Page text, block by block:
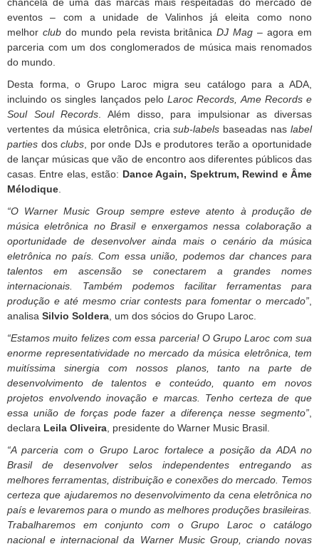
eventos – com a unidade de Valinhos já eleita como nono
melhor club do mundo pela revista britânicaDJ Mag – agora em
parceria com um dos conglomerados de música mais renomados
do mundo.
Desta forma, o Grupo Laroc migra seu catálogo para a ADA,
incluindo os singles lançados peloLaroc Records, Ame Records e
Soul Soul Records . Além disso, para impulsionar as diversas
vertentes da música eletrônica, criasub-labels baseadas nas label
parties dosclubs , por onde DJs e produtores terão a oportunidade
de lançar músicas que vão de encontro aos diferentes públicos das
casas. Entre elas, estão: Dance Again, Spektrum, Rewind e Âme
Mélodique
“O Warner Music Group sempre esteve atento à produção de
música eletrônica no Brasil e enxergamos nessa colaboração a
oportunidade de desenvolver ainda mais o cenário da música
eletrônica no país. Com essa união, podemos dar chances para
talentos em ascensão se conectarem a grandes nomes
internacionais. Também podemos facilitar ferramentas para
produção e até mesmo criar contests para fomentar o mercado”
analisa Silvio Soldera , um dos sócios do Grupo Laroc.
“Estamos muito felizes com essa parceria! O Grupo Laroc com sua
enorme representatividade no mercado da música eletrônica, tem
muitíssima sinergia com nossos planos, tanto na parte de
desenvolvimento de talentos e conteúdo, quanto em novos
projetos envolvendo inovação e marcas. Tenho certeza de que
essa união de forças pode fazer a diferença nesse segmento”
declara Leila Oliveira , presidente do Warner Music Brasil.
“A parceria com o Grupo Laroc fortalece a posição da ADA no
Brasil de desenvolver selos independentes entregando as
melhores ferramentas, distribuição e conexões do mercado. Temos
certeza que ajudaremos no desenvolvimento da cena eletrônica no
país e levaremos para o mundo as melhores produções brasileiras.
Trabalharemos em conjunto com o Grupo Laroc o catálogo
nacional e internacional da Warner Music Group, criando novas